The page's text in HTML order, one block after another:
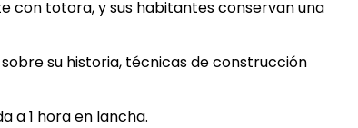
con totora, y sus habitantes conservan una
su historia, técnicas de construcción
a 1 hora en lancha.